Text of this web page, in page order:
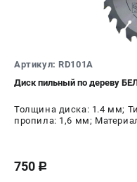
Артикул: RD101A
Диск пильный по дереву
Толщина диска: 1.4 мм;
пропила: 1,6 мм;
750 c